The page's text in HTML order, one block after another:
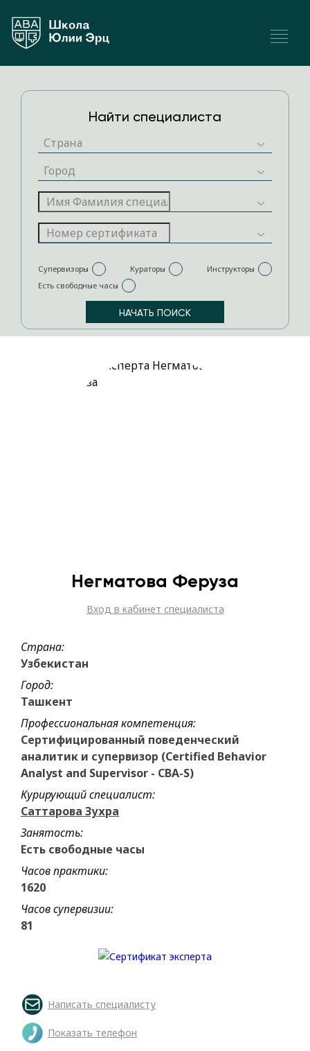
Найти специалиста
Супервизоры Кураторы
Инструкторы
Есть свободные часы
Негматова Феруза
Вход в кабинет специалиста
Страна:
Узбекистан
Город:
Ташкент
Профессиональная компетенция:
Сертифицированный поведенческий
аналитик и супервизор (Certified Behavior
Analyst and Supervisor - CBA-S)
Курирующий специалист:
Саттарова Зухра
Занятость:
Есть свободные часы
Часов практики:
1620
Часов супервизии:
81
Написать специалисту
Показать телефон